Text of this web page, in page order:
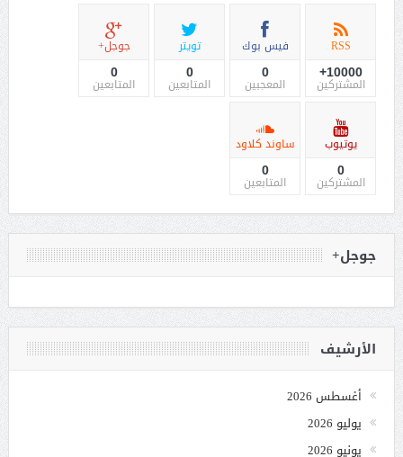
RSS
10000+
المشتركين
فيس بوك
0
المعجبين
تويتر
0
المتابعين
جوجل+
0
المتابعين
يوتيوب
0
المشتركين
ساوند كلاود
0
المتابعين
جوجل+
الأرشيف
أغسطس 2026
يوليو 2026
يونيو 2026